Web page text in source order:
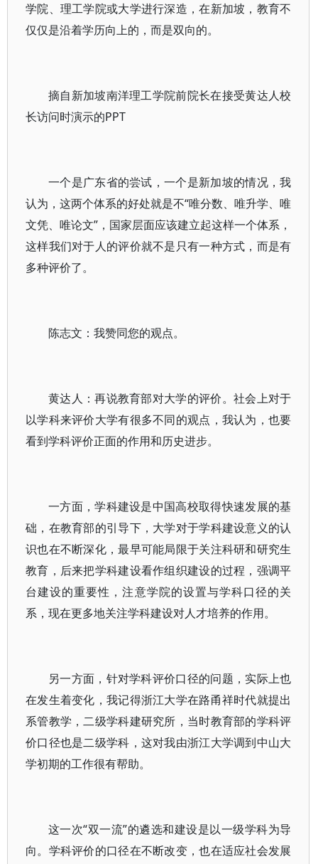
学院、理工学院或大学进行深造，在新加坡，教育不
仅仅是沿着学历向上的，而是双向的。
摘自新加坡南洋理工学院前院长在接受黄达人校
长访问时演示的PPT
一个是广东省的尝试，一个是新加坡的情况，我
认为，这两个体系的好处就是不“唯分数、唯升学、唯
文凭、唯论文”，国家层面应该建立起这样一个体系，
这样我们对于人的评价就不是只有一种方式，而是有
多种评价了。
陈志文：我赞同您的观点。
黄达人：再说教育部对大学的评价。社会上对于
以学科来评价大学有很多不同的观点，我认为，也要
看到学科评价正面的作用和历史进步。
一方面，学科建设是中国高校取得快速发展的基
础，在教育部的引导下，大学对于学科建设意义的认
识也在不断深化，最早可能局限于关注科研和研究生
教育，后来把学科建设看作组织建设的过程，强调平
台建设的重要性，注意学院的设置与学科口径的关
系，现在更多地关注学科建设对人才培养的作用。
另一方面，针对学科评价口径的问题，实际上也
在发生着变化，我记得浙江大学在路甬祥时代就提出
系管教学，二级学科建研究所，当时教育部的学科评
价口径也是二级学科，这对我由浙江大学调到中山大
学初期的工作很有帮助。
这一次“双一流”的遴选和建设是以一级学科为导
向。学科评价的口径在不断改变，也在适应社会发展